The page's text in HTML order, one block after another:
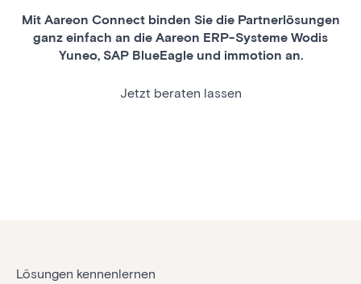
Mit Aareon Connect binden Sie die Partnerlösungen
ganz einfach an die Aareon ERP-Systeme Wodis
Yuneo, SAP BlueEagle und immotion an.
Jetzt beraten lassen
Lösungen kennenlernen